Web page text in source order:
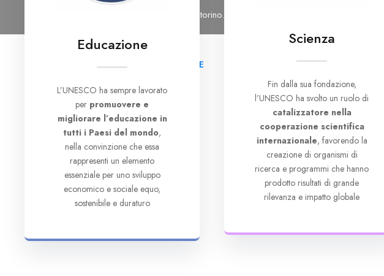
Email: segreteria@cutorino.org
HOME ATTIVITÀ
Educazione
L’UNESCO ha sempre lavorato
per promuovere e
migliorare l’educazione in
tutti i Paesi del mondo,
nella convinzione che essa
rappresenti un elemento
essenziale per uno sviluppo
economico e sociale equo,
sostenibile e duraturo
Scienza
Fin dalla sua fondazione,
l’UNESCO ha svolto un ruolo di
catalizzatore nella
cooperazione scientifica
internazionale, favorendo la
creazione di organismi di
ricerca e programmi che hanno
prodotto risultati di grande
rilevanza e impatto globale